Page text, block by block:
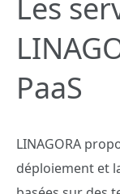
Les
PaaS
LINAGORA
déploiement et